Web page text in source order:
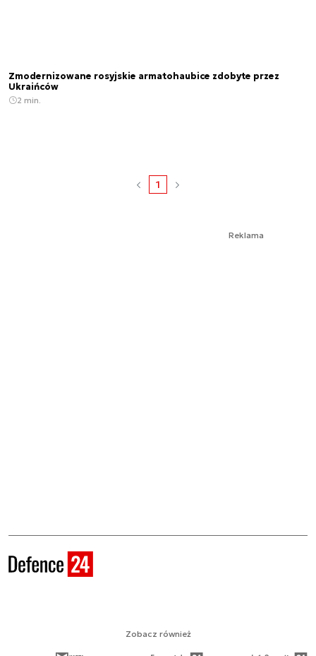
Zmodernizowane rosyjskie armatohaubice zdobyte przez
Ukraińców
2 min.
1
Reklama
Zobacz również